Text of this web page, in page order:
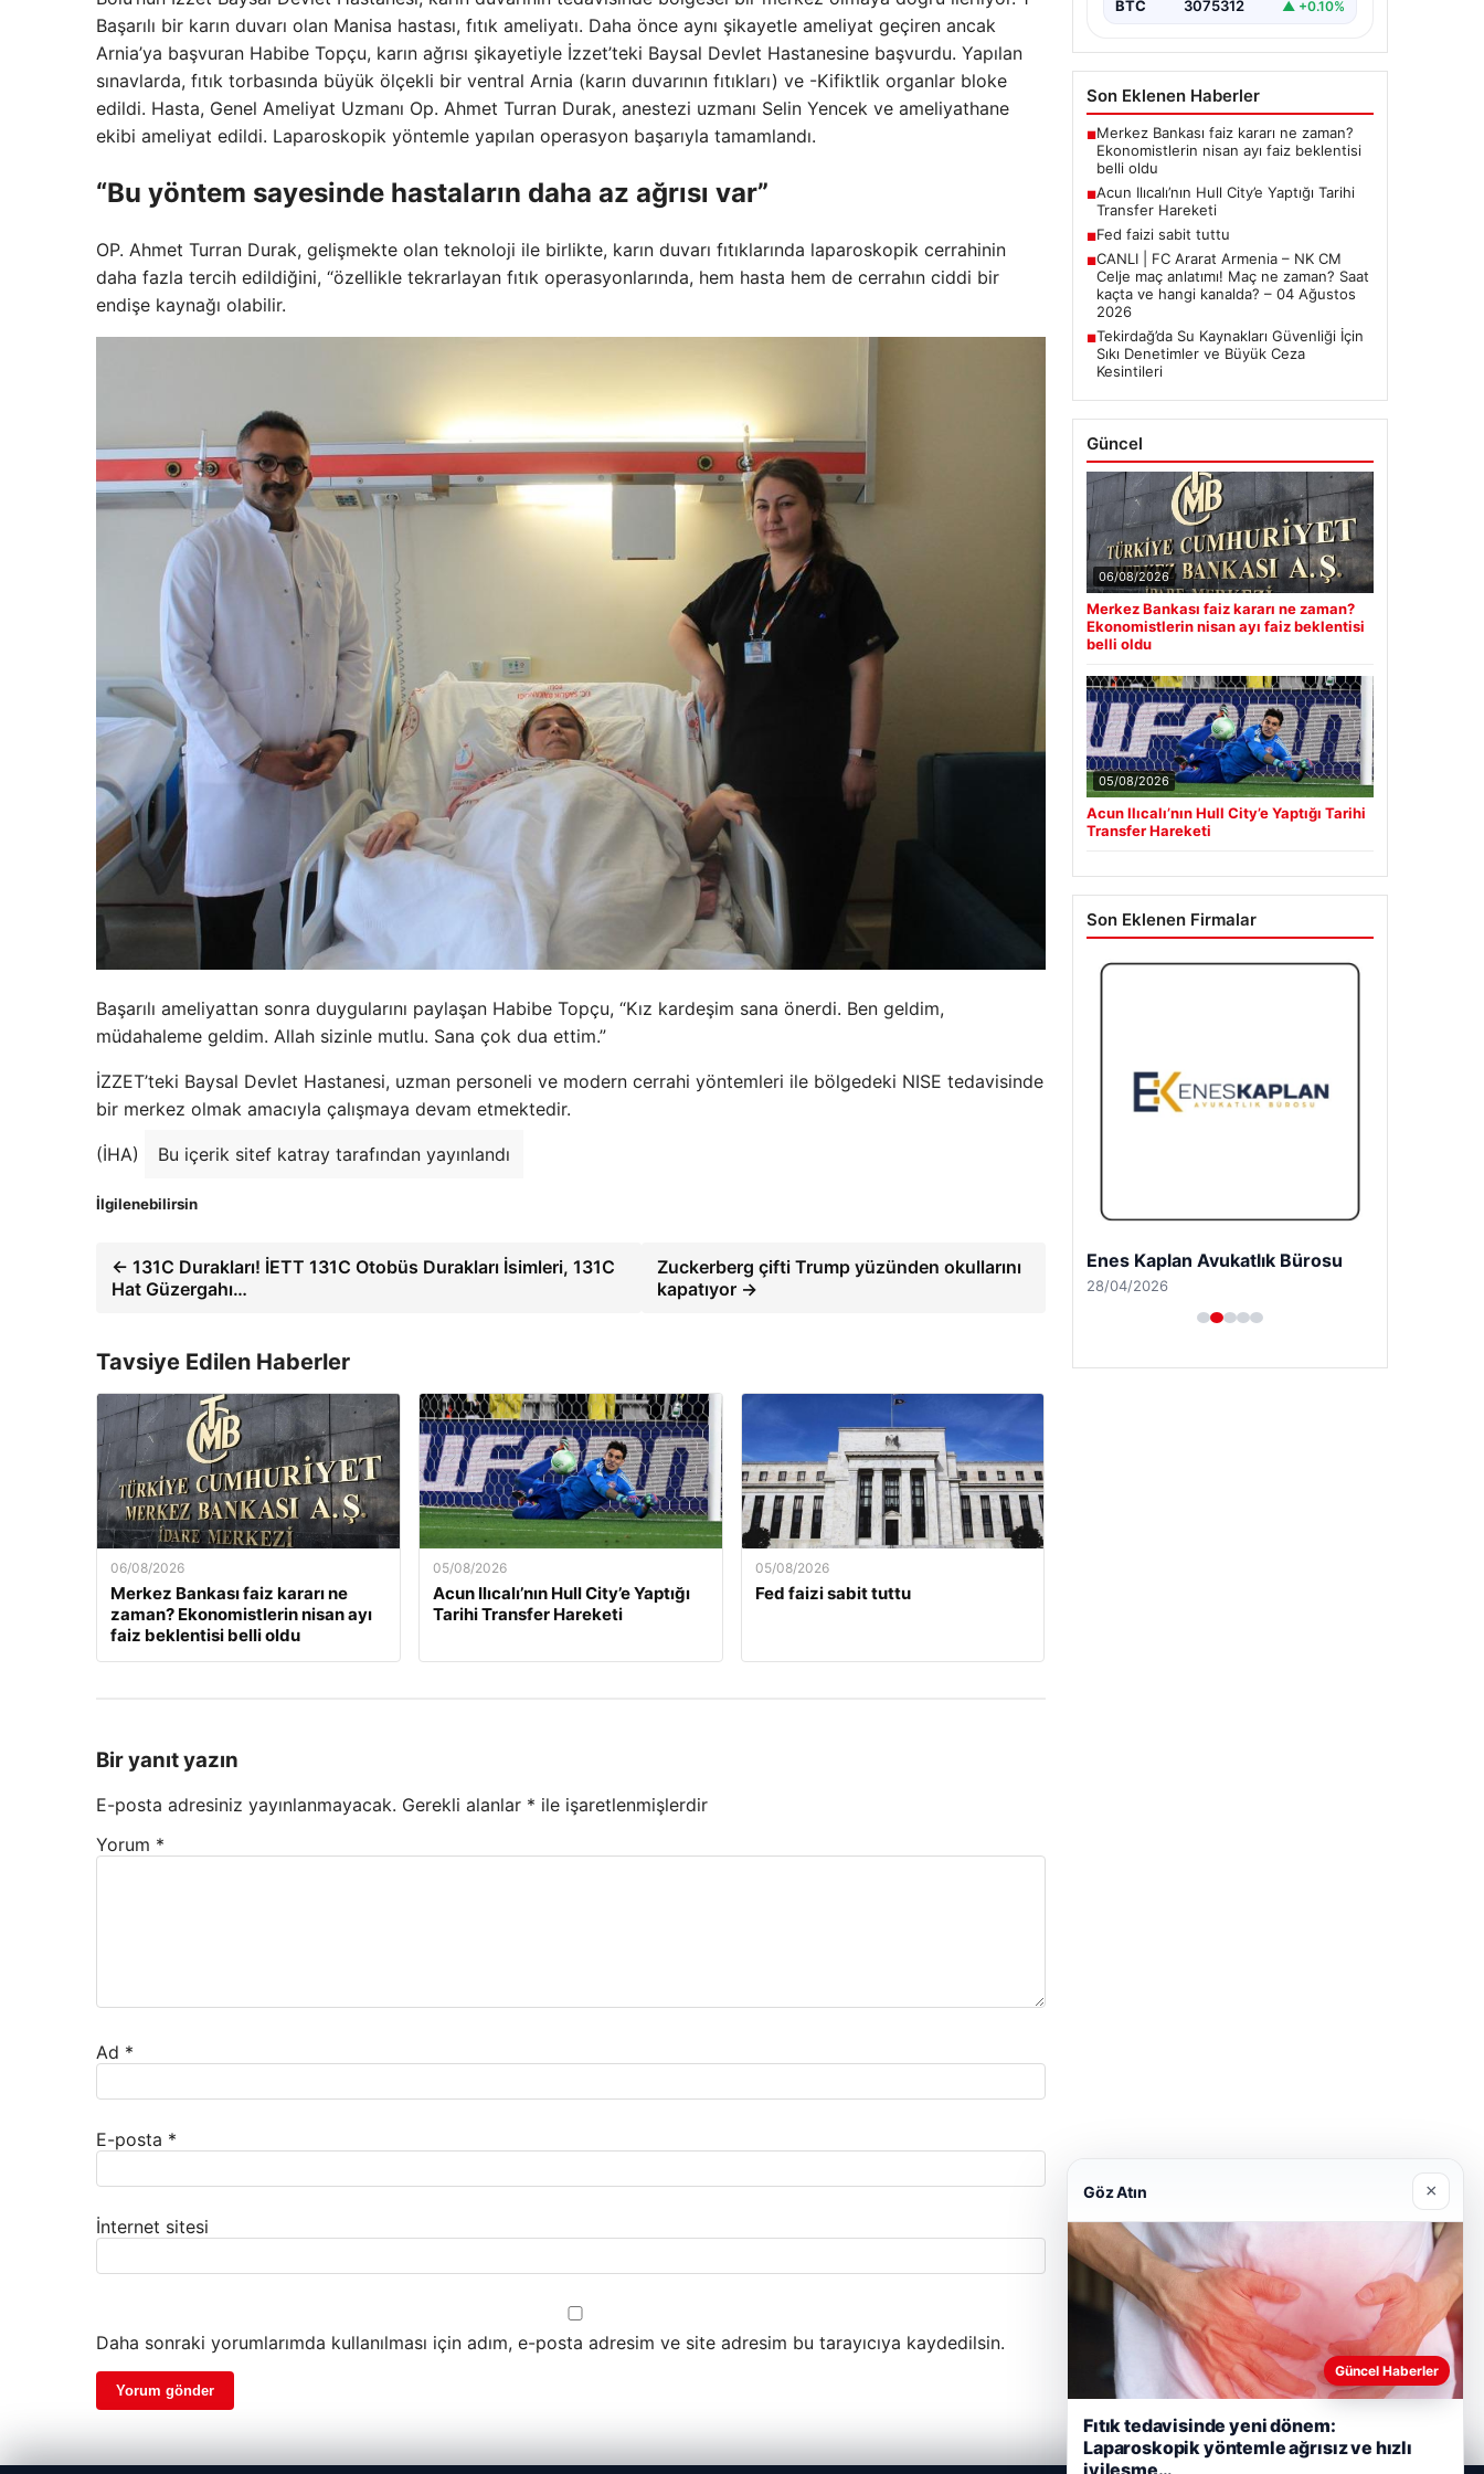
Başarılı bir karın duvarı olan Manisa hastası, fıtık ameliyatı. Daha önce aynı şikayetle ameliyat geçiren ancak
Arnia’ya başvuran Habibe Topçu, karın ağrısı şikayetiyle İzzet’teki Baysal Devlet Hastanesine başvurdu. Yapılan
sınavlarda, fıtık torbasında büyük ölçekli bir ventral Arnia (karın duvarının fıtıkları) ve -Kifiktlik organlar bloke
edildi. Hasta, Genel Ameliyat Uzmanı Op. Ahmet Turran Durak, anestezi uzmanı Selin Yencek ve ameliyathane
ekibi ameliyat edildi. Laparoskopik yöntemle yapılan operasyon başarıyla tamamlandı.
“Bu yöntem sayesinde hastaların daha az ağrısı var”
OP. Ahmet Turran Durak, gelişmekte olan teknoloji ile birlikte, karın duvarı fıtıklarında laparoskopik cerrahinin
daha fazla tercih edildiğini, “özellikle tekrarlayan fıtık operasyonlarında, hem hasta hem de cerrahın ciddi bir
endişe kaynağı olabilir.
Başarılı ameliyattan sonra duygularını paylaşan Habibe Topçu, “Kız kardeşim sana önerdi. Ben geldim,
müdahaleme geldim. Allah sizinle mutlu. Sana çok dua ettim.”
İZZET’teki Baysal Devlet Hastanesi, uzman personeli ve modern cerrahi yöntemleri ile bölgedeki NISE tedavisinde
bir merkez olmak amacıyla çalışmaya devam etmektedir.
(İHA) Bu içerik sitef katray tarafından yayınlandı
İlgilenebilirsin
← 131C Durakları! İETT 131C Otobüs Durakları İsimleri, 131C
Hat Güzergahı…
Zuckerberg çifti Trump yüzünden okullarını
kapatıyor →
Tavsiye Edilen Haberler
06/08/2026
Merkez Bankası faiz kararı ne
zaman? Ekonomistlerin nisan ayı
faiz beklentisi belli oldu
05/08/2026
Acun Ilıcalı’nın Hull City’e Yaptığı
Tarihi Transfer Hareketi
05/08/2026
Fed faizi sabit tuttu
Bir yanıt yazın
E-posta adresiniz yayınlanmayacak. Gerekli alanlar * ile işaretlenmişlerdir
Yorum *
Ad *
E-posta *
İnternet sitesi
Daha sonraki yorumlarımda kullanılması için adım, e-posta adresim ve site adresim bu tarayıcıya kaydedilsin.
BTC 3075312 ▲ +0.10%
Son Eklenen Haberler
■Merkez Bankası faiz kararı ne zaman?
Ekonomistlerin nisan ayı faiz beklentisi
belli oldu
■Acun Ilıcalı’nın Hull City’e Yaptığı Tarihi
Transfer Hareketi
■Fed faizi sabit tuttu
■CANLI | FC Ararat Armenia – NK CM
Celje maç anlatımı! Maç ne zaman? Saat
kaçta ve hangi kanalda? – 04 Ağustos
2026
■Tekirdağ’da Su Kaynakları Güvenliği İçin
Sıkı Denetimler ve Büyük Ceza
Kesintileri
Güncel
06/08/2026
Merkez Bankası faiz kararı ne zaman?
Ekonomistlerin nisan ayı faiz beklentisi
belli oldu
05/08/2026
Acun Ilıcalı’nın Hull City’e Yaptığı Tarihi
Transfer Hareketi
Son Eklenen Firmalar
Enes Kaplan Avukatlık Bürosu
28/04/2026
Göz Atın ×
Güncel Haberler
Fıtık tedavisinde yeni dönem:
Laparoskopik yöntemle ağrısız ve hızlı
iyileşme…